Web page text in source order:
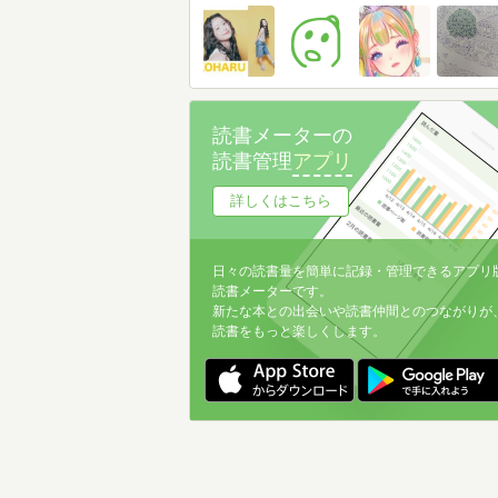
読書メーターの
読書管理アプリ
詳しくはこちら
日々の読書量を簡単に記録・管理できるアプリ
読書メーターです。
新たな本との出会いや読書仲間とのつながりが
読書をもっと楽しくします。